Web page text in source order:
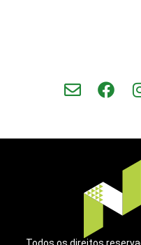
Todos os direitos